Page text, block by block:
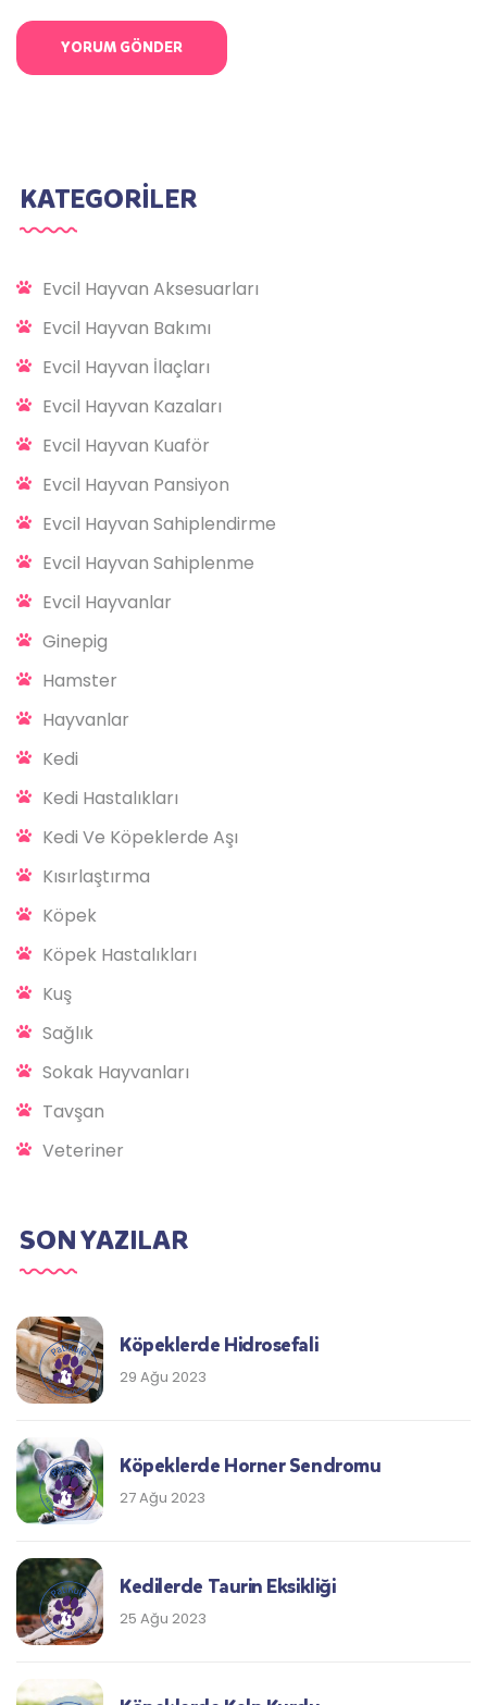
KATEGORİLER
Evcil Hayvan Aksesuarları
Evcil Hayvan Bakımı
Evcil Hayvan İlaçları
Evcil Hayvan Kazaları
Evcil Hayvan Kuaför
Evcil Hayvan Pansiyon
Evcil Hayvan Sahiplendirme
Evcil Hayvan Sahiplenme
Evcil Hayvanlar
Ginepig
Hamster
Hayvanlar
Kedi
Kedi Hastalıkları
Kedi Ve Köpeklerde Aşı
Kısırlaştırma
Köpek
Köpek Hastalıkları
Kuş
Sağlık
Sokak Hayvanları
Tavşan
Veteriner
SON YAZILAR
Köpeklerde Hidrosefali
29 Ağu 2023
Köpeklerde Horner Sendromu
27 Ağu 2023
Kedilerde Taurin Eksikliği
25 Ağu 2023